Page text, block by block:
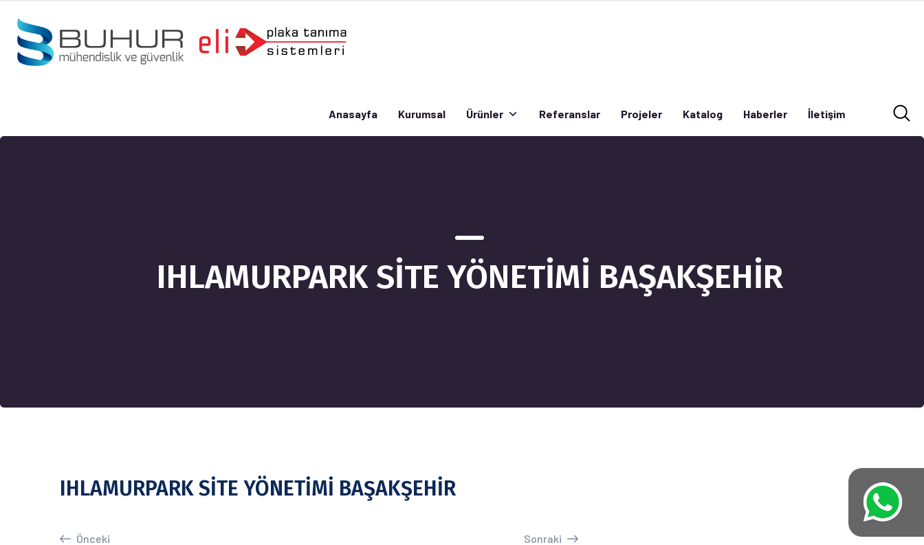
Anasayfa Kurumsal Ürünler Referanslar Projeler Katalog Haberler İletişim
Anasayfa
IHLAMURPARK SİTE YÖNETİMİ BAŞAKŞEHİR
IHLAMURPARK SİTE YÖNETİMİ BAŞAKŞEHİR
Önceki Sonraki